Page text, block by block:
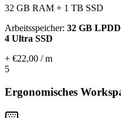
32 GB RAM + 1 TB SSD
Arbeitsspeicher: 32 GB
4 Ultra SSD
+ €22,00 / m
5
Ergonomisches